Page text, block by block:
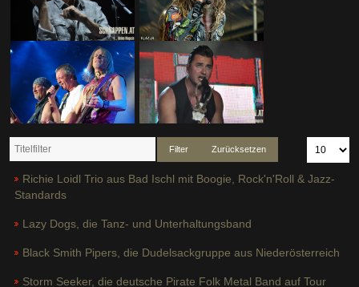
Filter Zurücksetzen
Richie Loidl Trio aus Bad Ischl mit Boogie, Rock'n'Roll & Jazz-
Standards
Lazy Dogs, die Tanz- und Unterhaltungsband
Black Smith Pipers, die Dudelsackgruppe aus Niederösterreich
Storm Seeker, die deutsche Pirate Folk Metal Band auf Tour